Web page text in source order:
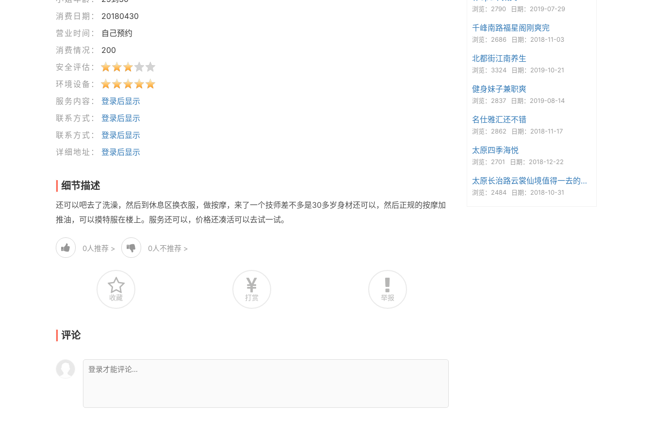
消费日期：
20180430
营业时间：
自己预约
消费情况：
200
安全评估：
环境设备：
服务内容：
登录后显示
联系方式：
登录后显示
联系方式：
登录后显示
详细地址：
登录后显示
细节描述
还可以吧去了洗澡，然后到休息区换衣服，做按摩，来了一个技师差不多是30多岁身材还可以，然后正规的按摩加
推油，可以摸特服在楼上。服务还可以，价格还凑活可以去试一试。
0人推荐 > 0人不推荐 >
收藏 打赏 举报
评论
浏览：2790 日期：2019-07-29
千峰南路福星阁刚爽完
浏览：2686 日期：2018-11-03
北都街江南养生
浏览：3324 日期：2019-10-21
健身妹子兼职爽
浏览：2837 日期：2019-08-14
名仕雅汇还不错
浏览：2862 日期：2018-11-17
太原四季海悦
浏览：2701 日期：2018-12-22
太原长治路云裳仙境值得一去的地方
浏览：2484 日期：2018-10-31